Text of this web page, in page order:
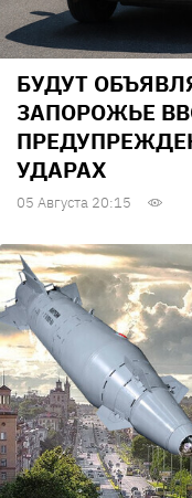
БУДУТ
ЗАПОРОЖЬЕ
УДАРАХ
05 Августа 20:15